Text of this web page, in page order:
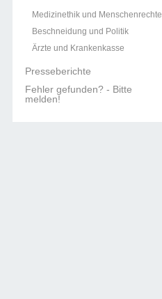
Medizinethik und Menschenrechte
Beschneidung und Politik
Ärzte und Krankenkasse
Presseberichte
Fehler gefunden? - Bitte
melden!